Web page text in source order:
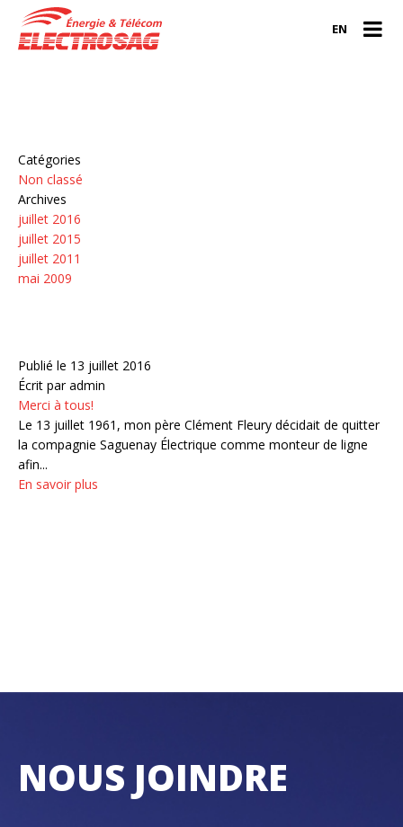
EN
Mois: juillet 2016
Catégories
Non classé
Archives
juillet 2016
juillet 2015
juillet 2011
mai 2009
Publié le 13 juillet 2016
Écrit par admin
Merci à tous!
Le 13 juillet 1961, mon père Clément Fleury décidait de quitter
la compagnie Saguenay Électrique comme monteur de ligne
afin...
En savoir plus
NOUS JOINDRE